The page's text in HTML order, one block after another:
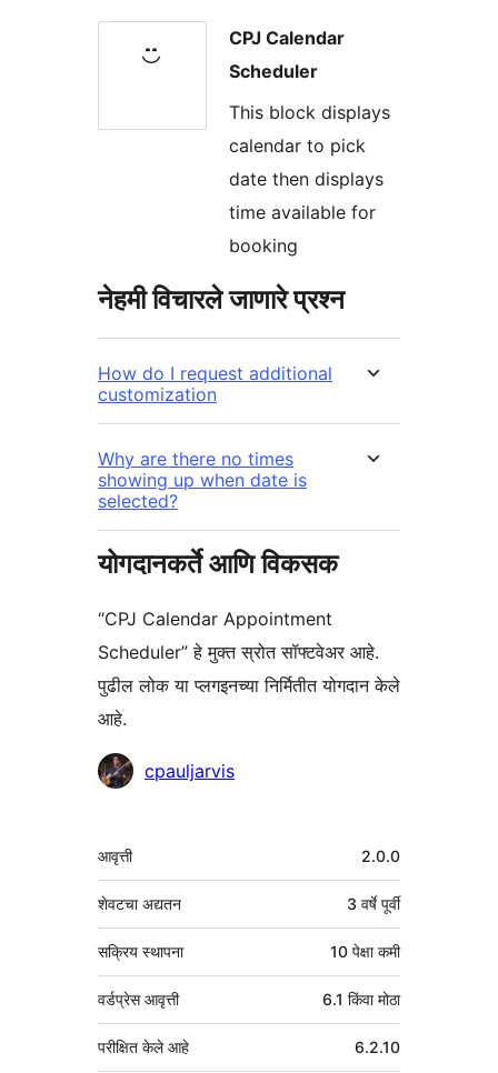
CPJ Calendar
Scheduler
This block displays
calendar to pick
date then displays
time available for
booking
नेहमी विचारले जाणारे प्रश्न
How do I request additional
customization
Why are there no times
showing up when date is
selected?
योगदानकर्ते आणि विकसक
“CPJ Calendar Appointment
Scheduler” हे मुक्त स्रोत सॉफ्टवेअर आहे.
पुढील लोक या प्लगइनच्या निर्मितीत योगदान केले
आहे.
योगदानकर्तेcpauljarvis
मेटा
आवृत्ती 2.0.0
शेवटचा अद्यतन 3 वर्षेपूर्वी
सक्रिय स्थापना 10 पेक्षा कमी
वर्डप्रेस आवृत्ती 6.1 किंवा मोठा
परीक्षित केले आहे 6.2.10